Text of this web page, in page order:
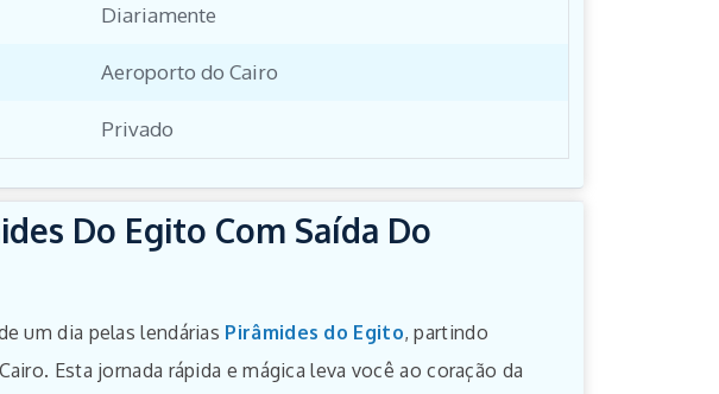
Diariamente
Aeroporto do Cairo
Privado
Do Egito Com Saída Do
um dia pelas lendárias Pirâmides do Egito, partindo
Esta jornada rápida e mágica leva você ao coração da